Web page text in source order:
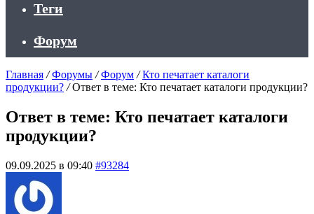
Теги
Форум
Главная / Форумы / Форум / Кто печатает каталоги
продукции? / Ответ в теме: Кто печатает каталоги продукции?
Ответ в теме: Кто печатает каталоги
продукции?
09.09.2025 в 09:40 #93284